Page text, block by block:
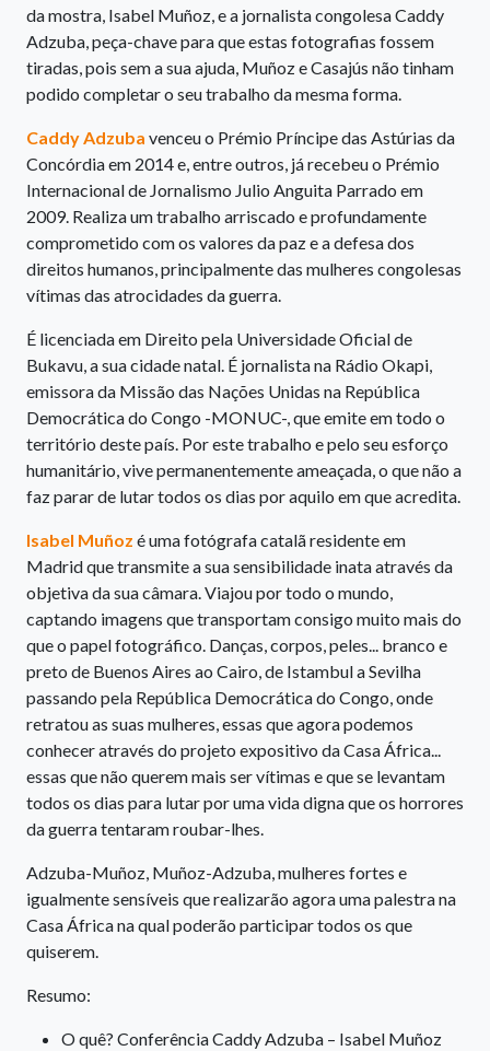
da mostra, Isabel Muñoz, e a jornalista congolesa Caddy
Adzuba, peça-chave para que estas fotografias fossem
tiradas, pois sem a sua ajuda, Muñoz e Casajús não tinham
podido completar o seu trabalho da mesma forma.
Caddy Adzuba venceu o Prémio Príncipe das Astúrias da
Concórdia em 2014 e, entre outros, já recebeu o Prémio
Internacional de Jornalismo Julio Anguita Parrado em
2009. Realiza um trabalho arriscado e profundamente
comprometido com os valores da paz e a defesa dos
direitos humanos, principalmente das mulheres congolesas
vítimas das atrocidades da guerra.
É licenciada em Direito pela Universidade Oficial de
Bukavu, a sua cidade natal. É jornalista na Rádio Okapi,
emissora da Missão das Nações Unidas na República
Democrática do Congo -MONUC-, que emite em todo o
território deste país. Por este trabalho e pelo seu esforço
humanitário, vive permanentemente ameaçada, o que não a
faz parar de lutar todos os dias por aquilo em que acredita.
Isabel Muñoz é uma fotógrafa catalã residente em
Madrid que transmite a sua sensibilidade inata através da
objetiva da sua câmara. Viajou por todo o mundo,
captando imagens que transportam consigo muito mais do
que o papel fotográfico. Danças, corpos, peles... branco e
preto de Buenos Aires ao Cairo, de Istambul a Sevilha
passando pela República Democrática do Congo, onde
retratou as suas mulheres, essas que agora podemos
conhecer através do projeto expositivo da Casa África...
essas que não querem mais ser vítimas e que se levantam
todos os dias para lutar por uma vida digna que os horrores
da guerra tentaram roubar-lhes.
Adzuba-Muñoz, Muñoz-Adzuba, mulheres fortes e
igualmente sensíveis que realizarão agora uma palestra na
Casa África na qual poderão participar todos os que
quiserem.
Resumo:
O quê? Conferência Caddy Adzuba – Isabel Muñoz